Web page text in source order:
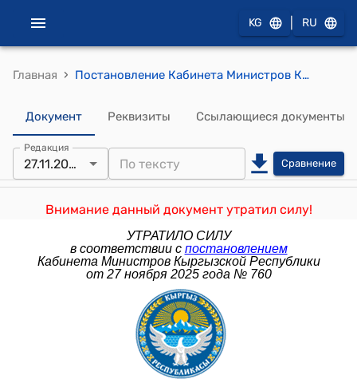
KG RU
Главная › Постановление Кабинета Министров КР от 14 августа 2024 года № 472 "О внесении изменений в постановление Правительства Кыргызской Республики "О вопросах регистрации транспортных средств, установок и оборудования" от 23 июня 2017 года № 407"
Документ Реквизиты Ссылающиеся документы
Редакция
27.11.2025 Сравнение
Внимание данный документ утратил силу!